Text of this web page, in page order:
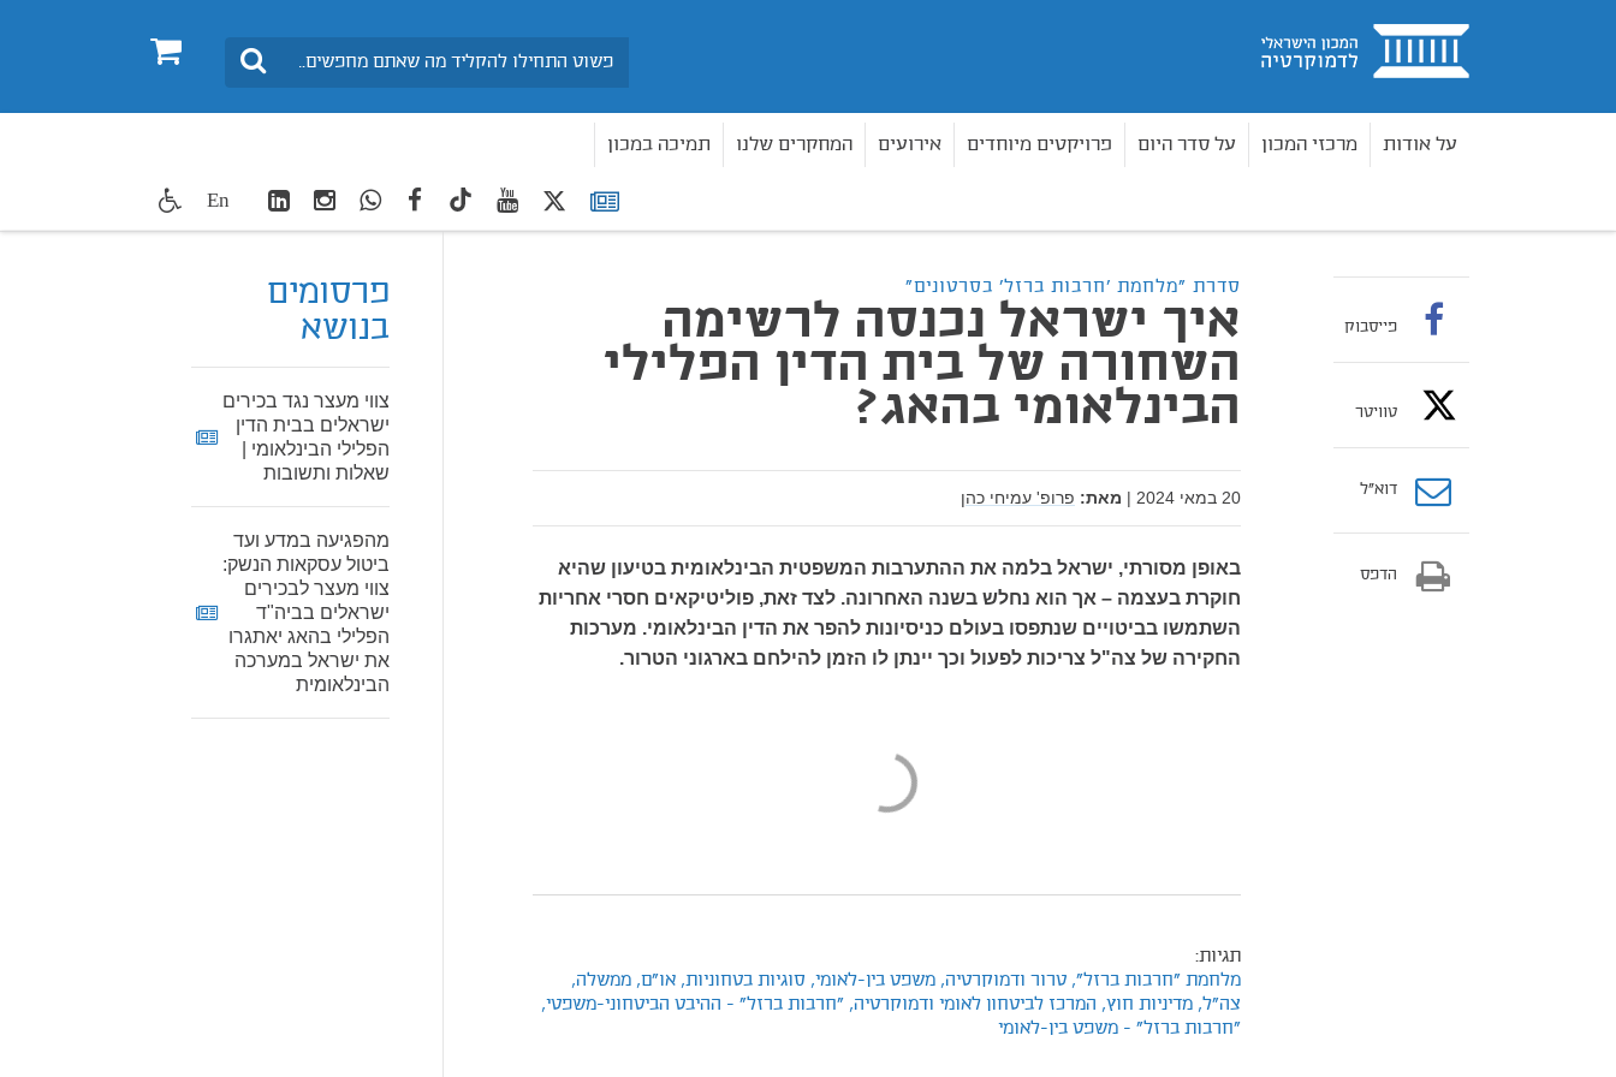
בית 0 חיפוש
על אודות מרכזי המכון על סדר היום פרויקטים מיוחדים אירועים המחקרים שלנו תמיכה במכון
רשימת
תפוצה
twitter
youtube
TikTok
facebook
WhatsApp
Instagram
LinkedIn
En
סדרת "מלחמת 'חרבות ברזל' בסרטונים"
איך ישראל נכנסה לרשימה
השחורה של בית הדין הפלילי
הבינלאומי בהאג?
20 במאי 2024 | מאת: פרופ' עמיחי כהן
באופן מסורתי, ישראל בלמה את ההתערבות המשפטית הבינלאומית בטיעון שהיא
חוקרת בעצמה – אך הוא נחלש בשנה האחרונה. לצד זאת, פוליטיקאים חסרי אחריות
השתמשו בביטויים שנתפסו בעולם כניסיונות להפר את הדין הבינלאומי. מערכות
החקירה של צה"ל צריכות לפעול וכך יינתן לו הזמן להילחם בארגוני הטרור.
תגיות:
מלחמת "חרבות ברזל", טרור ודמוקרטיה, משפט בין-לאומי, סוגיות בטחוניות, או"ם, ממשלה,
צה"ל, מדיניות חוץ, המרכז לביטחון לאומי ודמוקרטיה, "חרבות ברזל" - ההיבט הביטחוני-משפטי,
"חרבות ברזל" - משפט בין-לאומי
פייסבוק
טוויטר
דוא”ל
הדפס
פרסומים
בנושא
צווי מעצר נגד בכירים
ישראלים בבית הדין
הפלילי הבינלאומי |
שאלות ותשובות
מהפגיעה במדע ועד
ביטול עסקאות הנשק:
צווי מעצר לבכירים
ישראלים בביה"ד
הפלילי בהאג יאתגרו
את ישראל במערכה
הבינלאומית